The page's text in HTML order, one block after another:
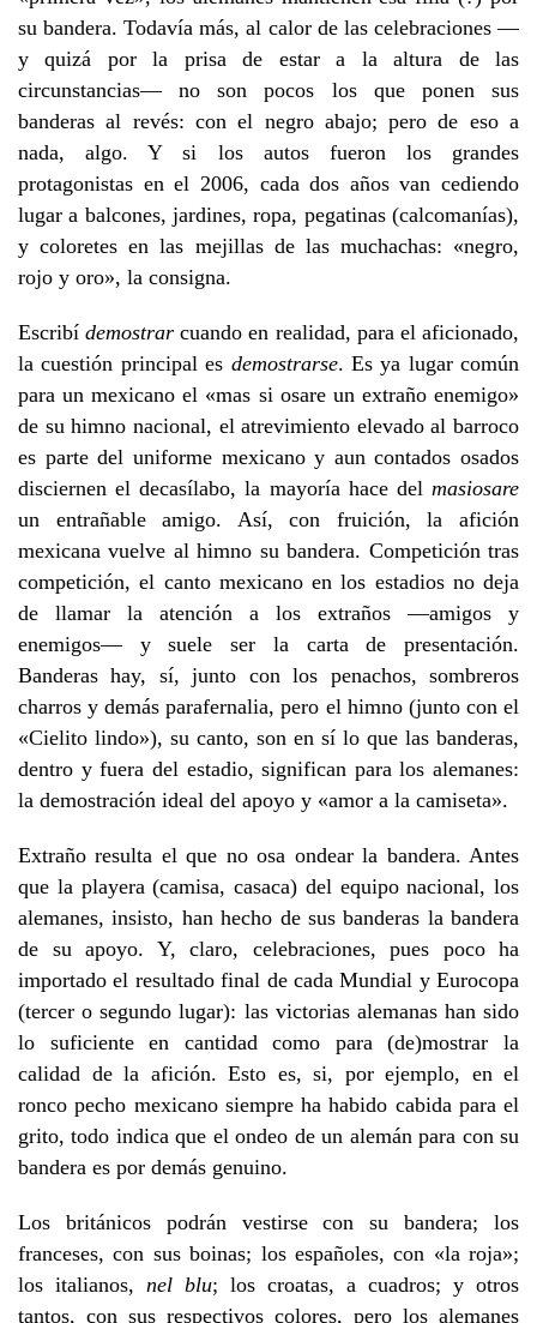
su bandera. Todavía más, al calor de las celebraciones —
y quizá por la prisa de estar a la altura de las
circunstancias— no son pocos los que ponen sus
banderas al revés: con el negro abajo; pero de eso a
nada, algo. Y si los autos fueron los grandes
protagonistas en el 2006, cada dos años van cediendo
lugar a balcones, jardines, ropa, pegatinas (calcomanías),
y coloretes en las mejillas de las muchachas: «negro,
rojo y oro», la consigna.
Escribídemostrar cuando en realidad, para el aficionado,
la cuestión principal es demostrarse. Es ya lugar común
para un mexicano el «mas si osare un extraño enemigo»
de su himno nacional, el atrevimiento elevado al barroco
es parte del uniforme mexicano y aun contados osados
disciernen el decasílabo, la mayoría hace del masiosare
un entrañable amigo. Así, con fruición, la afición
mexicana vuelve al himno su bandera. Competición tras
competición, el canto mexicano en los estadios no deja
de llamar la atención a los extraños —amigos y
enemigos— y suele ser la carta de presentación.
Banderas hay, sí, junto con los penachos, sombreros
charros y demás parafernalia, pero el himno (junto con el
«Cielito lindo»), su canto, son en sí lo que las banderas,
dentro y fuera del estadio, significan para los alemanes:
la demostración ideal del apoyo y «amor a la camiseta».
Extraño resulta el que no osa ondear la bandera. Antes
que la playera (camisa, casaca) del equipo nacional, los
alemanes, insisto, han hecho de sus banderas la bandera
de su apoyo. Y, claro, celebraciones, pues poco ha
importado el resultado final de cada Mundial y Eurocopa
(tercer o segundo lugar): las victorias alemanas han sido
lo suficiente en cantidad como para (de)mostrar la
calidad de la afición. Esto es, si, por ejemplo, en el
ronco pecho mexicano siempre ha habido cabida para el
grito, todo indica que el ondeo de un alemán para con su
bandera es por demás genuino.
Los británicos podrán vestirse con su bandera; los
franceses, con sus boinas; los españoles, con «la roja»;
los italianos, nel blu; los croatas, a cuadros; y otros
tantos, con sus respectivos colores, pero los alemanes